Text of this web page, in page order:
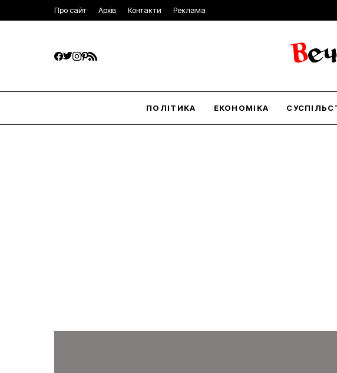
Про сайт Архів Контакти Реклама
ПОЛІТИКА ЕКОНОМІКА